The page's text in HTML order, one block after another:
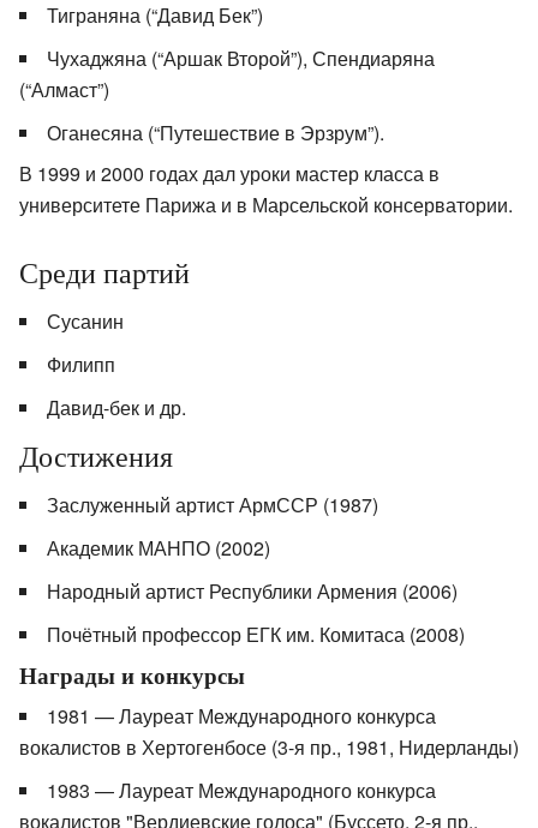
Тиграняна (“Давид Бек”)
Чухаджяна (“Аршак Второй”), Спендиаряна
(“Алмаст”)
Оганесяна (“Путешествие в Эрзрум”).
В 1999 и 2000 годах дал уроки мастер класса в
университете Парижа и в Марсельской консерватории.
Среди партий
Сусанин
Филипп
Давид-бек и др.
Достижения
Заслуженный артист АрмССР (1987)
Академик МАНПО (2002)
Народный артист Республики Армения (2006)
Почётный профессор ЕГК им. Комитаса (2008)
Награды и конкурсы
1981 — Лауреат Международного конкурса
вокалистов в Хертогенбосе (3-я пр., 1981, Нидерланды)
1983 — Лауреат Международного конкурса
вокалистов "Вердиевские голоса" (Буссето, 2-я пр.,